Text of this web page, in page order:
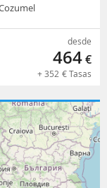
desde
464€
+ 352 €Tasas